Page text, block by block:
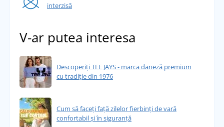
interzisă
V-ar putea interesa
Descoperiți TEE JAYS - marca daneză premium
cu tradiție din 1976
Cum să faceți față zilelor fierbinți de vară
confortabil și în siguranță